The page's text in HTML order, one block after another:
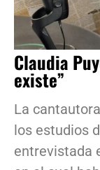
Claudia
existe”
La
los estudios
entrevistada